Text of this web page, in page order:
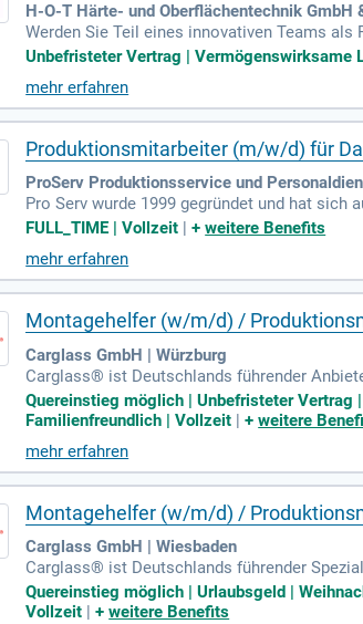
H-O-T Härte- und Oberflächentechnik GmbH
Werden Sie Teil eines innovativen Teams
von Kundenteilen, den Auf- und Abbau von
n der Metallbe- und -verarbeitung sowie
men. Profitieren Sie von einem
Sie Ihre berufliche Zukunft bei H-O-T Härte-
Unbefristeter Vertrag | Vermögenswirksame
mehr erfahren
Produktionsmitarbeiter (m/w/d) für
ProServ Produktionsservice und
Pro Serv wurde 1999 gegründet und hat
den Wert erfolgreicher Beziehungen zu
ität und Entwicklungschancen bietet. Wir
zu gewährleisten. Insbesondere im Bereich
FULL_TIME | Vollzeit |+weitere Benefits
mehr erfahren
Montagehelfer (w/m/d) /
Carglass GmbH | Würzburg
Carglass® ist Deutschlands führender
und über 420 Service-Centern garantieren
e und Kundenservice. Wir suchen dich, um
de Teil unserer Erfolgsgeschichte, die
Quereinstieg möglich | Unbefristeter Vertrag
Familienfreundlich | Vollzeit |+weitere
mehr erfahren
Montagehelfer (w/m/d) /
Carglass GmbH | Wiesbaden
Carglass® ist Deutschlands führender
beitenden und mehr als 410 Service-Centern
Kundennähe. An unserem Standort in Köln
Quereinstieg möglich | Urlaubsgeld |
Vollzeit |+weitere Benefits